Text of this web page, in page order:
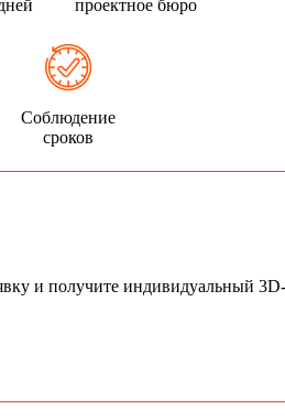
проектное бюро
Соблюдение
сроков
и получите индивидуальный